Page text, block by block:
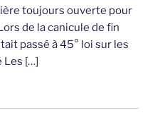
toujours ouverte pour
de la canicule de fin
passé à 45° loi sur les
Les […]